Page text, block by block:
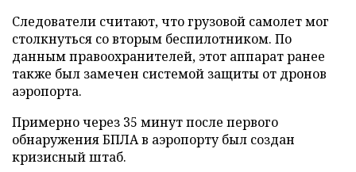
Следователи считают, что грузовой самолет мог
столкнуться со вторым беспилотником. По
данным правоохранителей, этот аппарат ранее
также был замечен системой защиты от дронов
аэропорта.
Примерно через 35 минут после первого
обнаружения БПЛА в аэропорту был создан
кризисный штаб.